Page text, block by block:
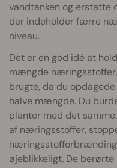
vandtanken og
der indeholder færre
niveau.
Det er en god idé at
mængde næringsstoffer,
brugte, da du
halve mængde. Du
planter med det
af næringsstoffer,
øjeblikkeligt. De berørte